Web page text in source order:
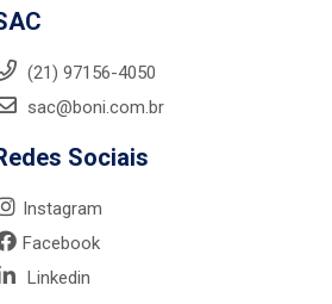
(21) 97156-4050
sac@boni.com.br
Sociais
Instagram
Facebook
Linkedin